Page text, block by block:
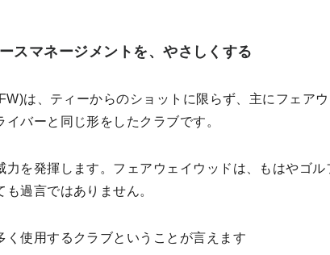
スマネージメントを、やさしくする
は、ティーからのショットに限らず、主にフェアウ
イバーと同じ形をしたクラブです。
力を発揮します。フェアウェイウッドは、もはやゴル
過言ではありません。
く使用するクラブということが言えます